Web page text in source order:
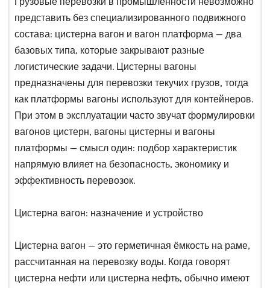
представить без специализированного подвижного
состава: цистерна вагон и вагон платформа — два
базовых типа, которые закрывают разные
логистические задачи. Цистерны вагоны
предназначены для перевозки текучих грузов, тогда
как платформы вагоны используют для контейнеров.
При этом в эксплуатации часто звучат формулировки
вагонов цистерн, вагоны цистерны и вагоны
платформы — смысл один: подбор характеристик
напрямую влияет на безопасность, экономику и
эффективность перевозок.
Цистерна вагон: назначение и устройство
Цистерна вагон — это герметичная ёмкость на раме,
рассчитанная на перевозку воды. Когда говорят
цистерна нефти или цистерна нефть, обычно имеют